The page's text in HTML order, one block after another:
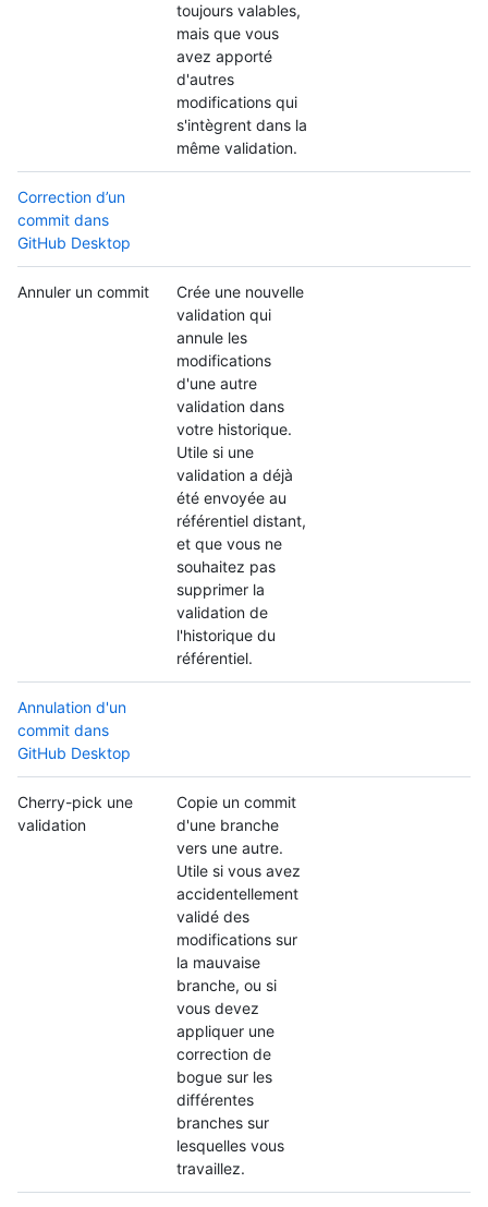
toujours valables,
mais que vous
avez apporté
d'autres
modifications qui
s'intègrent dans la
même validation.
Correction d’un
commit dans
GitHub Desktop
Annuler un commit
Crée une nouvelle
validation qui
annule les
modifications
d'une autre
validation dans
votre historique.
Utile si une
validation a déjà
été envoyée au
référentiel distant,
et que vous ne
souhaitez pas
supprimer la
validation de
l'historique du
référentiel.
Annulation d'un
commit dans
GitHub Desktop
Cherry-pick une
validation
Copie un commit
d'une branche
vers une autre.
Utile si vous avez
accidentellement
validé des
modifications sur
la mauvaise
branche, ou si
vous devez
appliquer une
correction de
bogue sur les
différentes
branches sur
lesquelles vous
travaillez.